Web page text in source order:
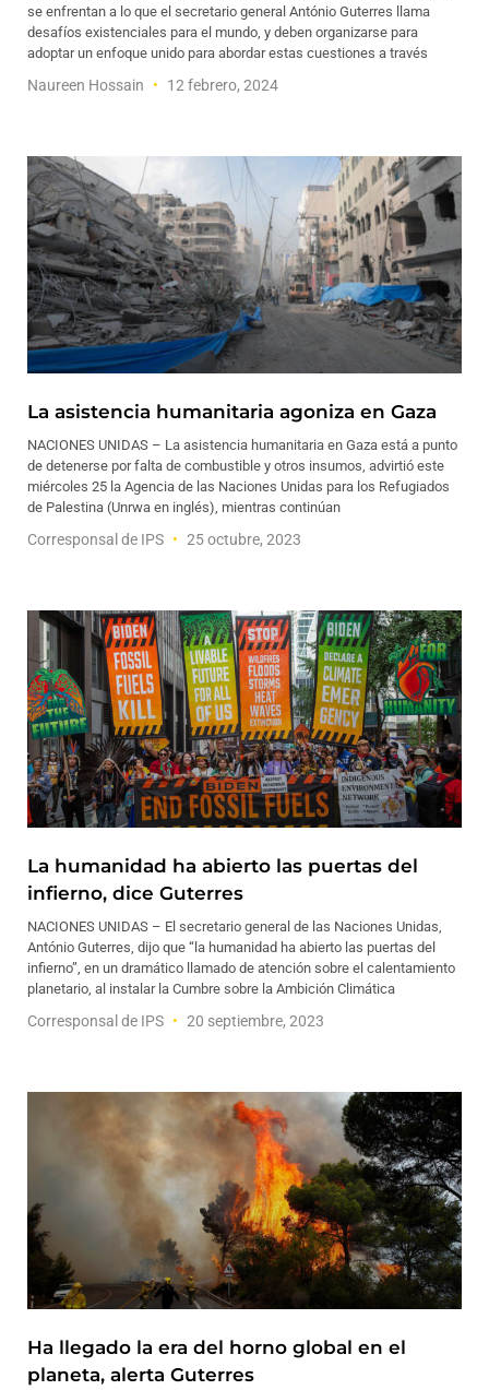
se enfrentan a lo que el secretario general António Guterres llama
desafíos existenciales para el mundo, y deben organizarse para
adoptar un enfoque unido para abordar estas cuestiones a través
Naureen Hossain 12 febrero, 2024
La asistencia humanitaria agoniza en Gaza
NACIONES UNIDAS – La asistencia humanitaria en Gaza está a punto
de detenerse por falta de combustible y otros insumos, advirtió este
miércoles 25 la Agencia de las Naciones Unidas para los Refugiados
de Palestina (Unrwa en inglés), mientras continúan
Corresponsal de IPS 25 octubre, 2023
La humanidad ha abierto las puertas del
infierno, dice Guterres
NACIONES UNIDAS – El secretario general de las Naciones Unidas,
António Guterres, dijo que “la humanidad ha abierto las puertas del
infierno”, en un dramático llamado de atención sobre el calentamiento
planetario, al instalar la Cumbre sobre la Ambición Climática
Corresponsal de IPS 20 septiembre, 2023
Ha llegado la era del horno global en el
planeta, alerta Guterres